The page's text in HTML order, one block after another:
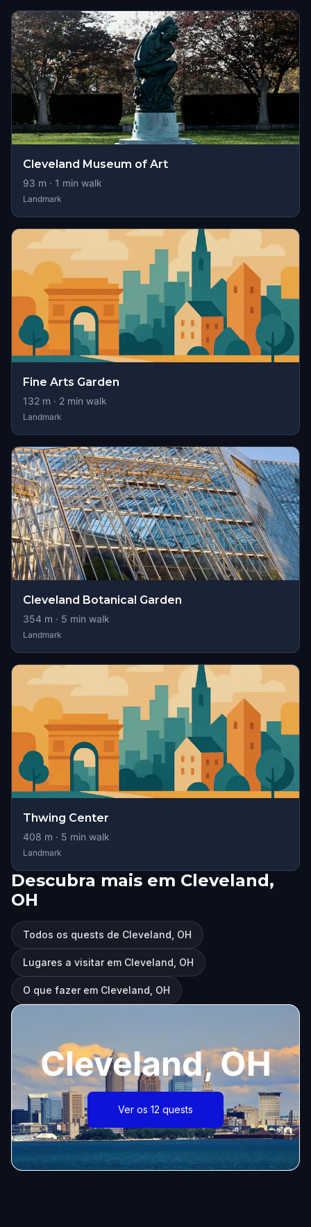
Cleveland Museum of Art
93 m · 1 min walk
Landmark
Fine Arts Garden
132 m · 2 min walk
Landmark
Cleveland Botanical Garden
354 m · 5 min walk
Landmark
Thwing Center
408 m · 5 min walk
Landmark
Descubra mais em Cleveland,
OH
Todos os quests de Cleveland, OH
Lugares a visitar em Cleveland, OH
O que fazer em Cleveland, OH
Cleveland, OH
Ver os 12 quests